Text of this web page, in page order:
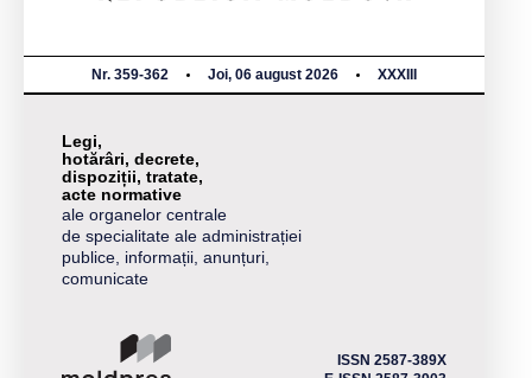
Nr. 359-362 Joi, 06 august 2026 XXXIII
Legi,
hotărâri, decrete,
dispoziții, tratate,
acte normative
ale organelor centrale
de specialitate ale administrației
publice, informații, anunțuri,
comunicate
ISSN 2587-389X